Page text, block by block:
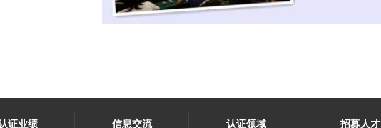
证业绩 信息交流 认证领域 招募人才